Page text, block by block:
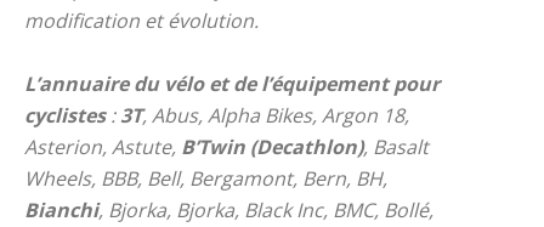
modification et évolution.
L’annuaire du vélo et de l’équipement pour
cyclistes:3T, Abus, Alpha Bikes, Argon 18,
Asterion, Astute, B’Twin (Decathlon), Basalt
Wheels, BBB, Bell, Bergamont, Bern, BH,
Bianchi, Bjorka, Bjorka, Black Inc, BMC, Bollé,